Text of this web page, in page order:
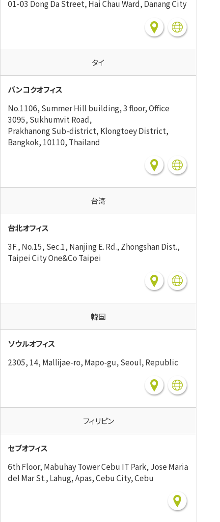
01-03 Dong Da Street, Hai Chau Ward, Danang City
タイ
バンコクオフィス
No.1106, Summer Hill building, 3 floor, Office
3095, Sukhumvit Road,
Prakhanong Sub-district, Klongtoey District,
Bangkok, 10110, Thailand
台湾
台北オフィス
3F., No.15, Sec.1, Nanjing E. Rd., Zhongshan Dist.,
Taipei City One&Co Taipei
韓国
ソウルオフィス
2305, 14, Mallijae-ro, Mapo-gu, Seoul, Republic
フィリピン
セブオフィス
6th Floor, Mabuhay Tower Cebu IT Park, Jose Maria
del Mar St., Lahug, Apas, Cebu City, Cebu